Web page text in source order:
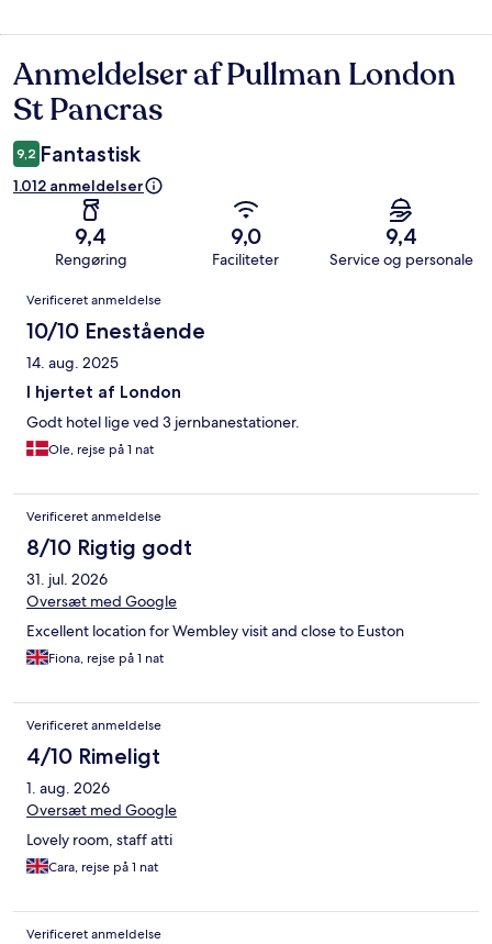
Anmeldelser
Anmeldelser af Pullman London
St Pancras
9,2 Fantastisk
1.012 anmeldelser
9,4
Rengøring
9,0
Faciliteter
9,4
Service og personale
Anmeldelser
Verificeret anmeldelse
10/10 Enestående
14. aug. 2025
I hjertet af London
Godt hotel lige ved 3 jernbanestationer.
Ole, rejse på 1 nat
Verificeret anmeldelse
8/10 Rigtig godt
31. jul. 2026
Oversæt med Google
Excellent location for Wembley visit and close to Euston
Fiona, rejse på 1 nat
Verificeret anmeldelse
4/10 Rimeligt
1. aug. 2026
Oversæt med Google
Lovely room, staff atti
Cara, rejse på 1 nat
Verificeret anmeldelse